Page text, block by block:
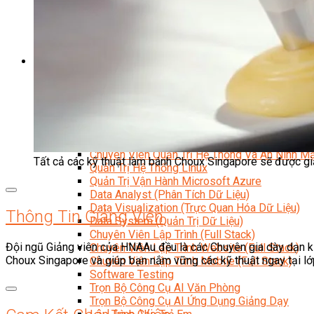
Kỹ Thuật Viên Đại Tu Hộp Số Tự Động Chuyên Sâu
Kỹ Thuật Quấn Dây Và Sửa Chữa Máy Điện
Thiết Kế Lắp Đặt Hệ Thống Điện Năng Lượng Mặt
Kỹ Thuật Viên Điện Tử Chuyên Ngành Điện – Điện
Quản Trị & Phát Triển Doanh Nghiệp
Giám Đốc Nhân Sự Chuyên Nghiệp
Quản Lý Cấp Trung Chuyên Nghiệp
Chuyên Viên Quản Trị Vận Hành Hệ Thống
An Ninh Mạng (Network Security)
Chuyên Viên Quản Trị Hệ Thống Và An Ninh
Quản Trị Hệ Thống Linux
Quản Trị Vận Hành Microsoft Azure
Data Analyst (Phân Tích Dữ Liệu)
Data Visualization (Trực Quan Hóa Dữ Liệu)
Data System (Quản Trị Dữ Liệu)
Chuyên Viên Lập Trình (Full Stack)
Chuyên Viên Lập Trình Website (Full Stack)
Chuyên Viên Lập Trình Mobile (Full Stack)
Software Testing
Trọn Bộ Công Cụ AI Văn Phòng
Trọn Bộ Công Cụ AI Ứng Dụng Giảng Dạy
Tất cả các kỹ thuật làm bánh Choux Singapore sẽ được
Thông Tin Giảng Viên
Đội ngũ Giảng viên của HNAAu đều là các Chuyên gia dày
Choux Singapore và giúp bạn nắm vững các kỹ thuật ngay tại